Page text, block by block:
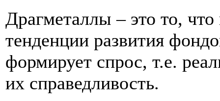
Драгметаллы – это то,
тенденции развития
формирует спрос, т.е.
их справедливость.